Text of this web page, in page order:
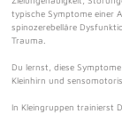
typische Symptome einer
spinozerebelläre
Trauma.
Du lernst, diese
Kleinhirn und
In Kleingruppen trainierst